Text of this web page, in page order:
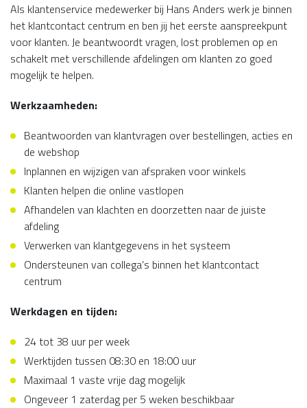
Als klantenservice medewerker bij Hans Anders werk je binnen
het klantcontact centrum en ben jij het eerste aanspreekpunt
voor klanten. Je beantwoordt vragen, lost problemen op en
schakelt met verschillende afdelingen om klanten zo goed
mogelijk te helpen.
Werkzaamheden:
Beantwoorden van klantvragen over bestellingen, acties en
de webshop
Inplannen en wijzigen van afspraken voor winkels
Klanten helpen die online vastlopen
Afhandelen van klachten en doorzetten naar de juiste
afdeling
Verwerken van klantgegevens in het systeem
Ondersteunen van collega’s binnen het klantcontact
centrum
Werkdagen en tijden:
24 tot 38 uur per week
Werktijden tussen 08:30 en 18:00 uur
Maximaal 1 vaste vrije dag mogelijk
Ongeveer 1 zaterdag per 5 weken beschikbaar